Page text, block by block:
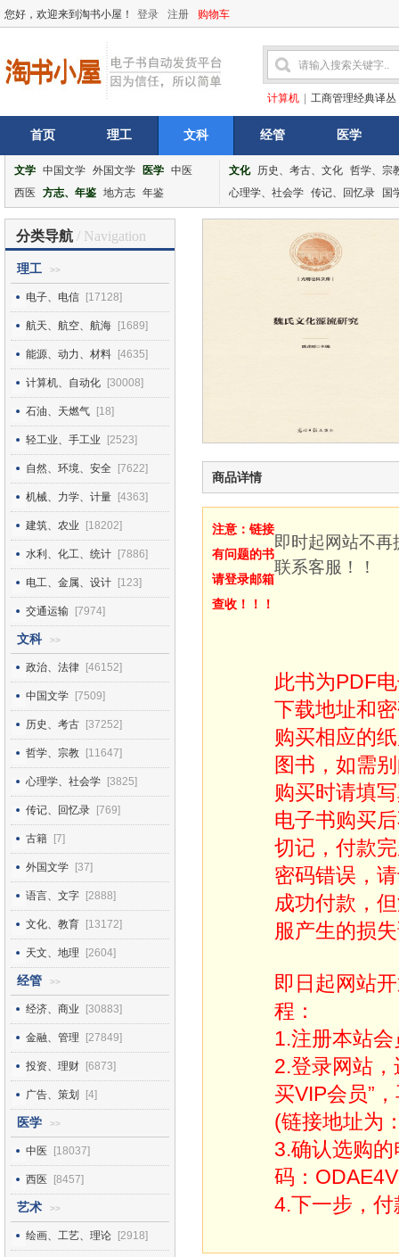
您好，欢迎来到淘书小屋！ 登录 注册 购物车
计算机 工商管理经典译丛
首页 理工 文科 经管 医学
文学 中国文学 外国文学 医学 中医
西医
方志、年鉴 地方志 年鉴
文化 历史、考古、文化 哲学、宗
心理学、社会学 传记、回忆录 国
分类导航 / Navigation
理工 >>
电子、电信 [17128]
航天、航空、航海 [1689]
能源、动力、材料 [4635]
计算机、自动化 [30008]
石油、天燃气 [18]
轻工业、手工业 [2523]
自然、环境、安全 [7622]
机械、力学、计量 [4363]
建筑、农业 [18202]
水利、化工、统计 [7886]
电工、金属、设计 [123]
交通运输 [7974]
文科 >>
政治、法律 [46152]
中国文学 [7509]
历史、考古 [37252]
哲学、宗教 [11647]
心理学、社会学 [3825]
传记、回忆录 [769]
古籍 [7]
外国文学 [37]
语言、文字 [2888]
文化、教育 [13172]
天文、地理 [2604]
经管 >>
经济、商业 [30883]
金融、管理 [27849]
投资、理财 [6873]
广告、策划 [4]
医学 >>
中医 [18037]
西医 [8457]
艺术 >>
绘画、工艺、理论 [2918]
商品详情
注意：链接
有问题的书
请登录邮箱
查收！！！
即时起网站不
联系客服！！
此书为PDF
下载地址和
购买相应的
图书，如需
购买时请填
电子书购买
切记，付款
密码错误，
成功付款，
服产生的损
即日起网站
程：
1.注册本站会
2.登录网站，
买VIP会员”
(链接地址为
3.确认选购
码：
4.下一步，